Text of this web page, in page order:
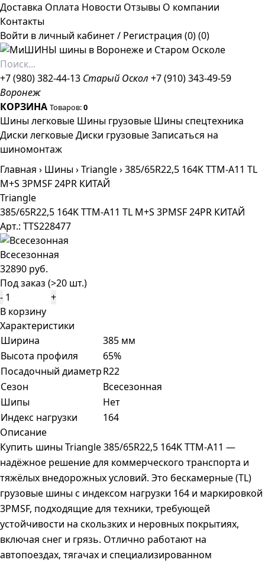
Доставка Оплата Новости Отзывы О компании
Контакты
Войти в личный кабинет/ Регистрация (0)(0)
+7 (980) 382-44-13 Старый Оскол +7 (910) 343-49-59
Воронеж
КОРЗИНА Товаров:0
Шины легковые Шины грузовые Шины спецтехника
Диски легковыеДиски грузовыеЗаписаться на
шиномонтаж
Главная › Шины›Triangle›385/65R22,5 164K TTM-A11 TL
M+S 3PMSF 24PR КИТАЙ
Triangle
385/65R22,5 164K TTM-A11 TL M+S 3PMSF 24PR КИТАЙ
Арт.: TTS228477
Всесезонная
32890 руб.
Под заказ (>20 шт.)
-
+
В корзину
Характеристики
Ширина
385 мм
Высота профиля
65%
Посадочный диаметрR22
Сезон
Всесезонная
Шипы
Нет
Индекс нагрузки
164
Описание
Купить шины Triangle 385/65R22,5 164K TTM-A11 —
надёжное решение для коммерческого транспорта и
тяжёлых внедорожных условий. Это бескамерные (TL)
грузовые шины с индексом нагрузки 164 и маркировкой
3PMSF, подходящие для техники, требующей
устойчивости на скользких и неровных покрытиях,
включая снег и грязь. Отлично работают на
автопоездах, тягачах и специализированном